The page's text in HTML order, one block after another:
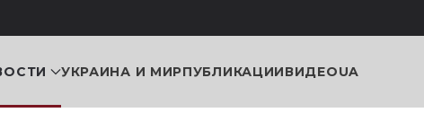
УКРАИНА И МИРПУБЛИКАЦИИВИДЕОUA